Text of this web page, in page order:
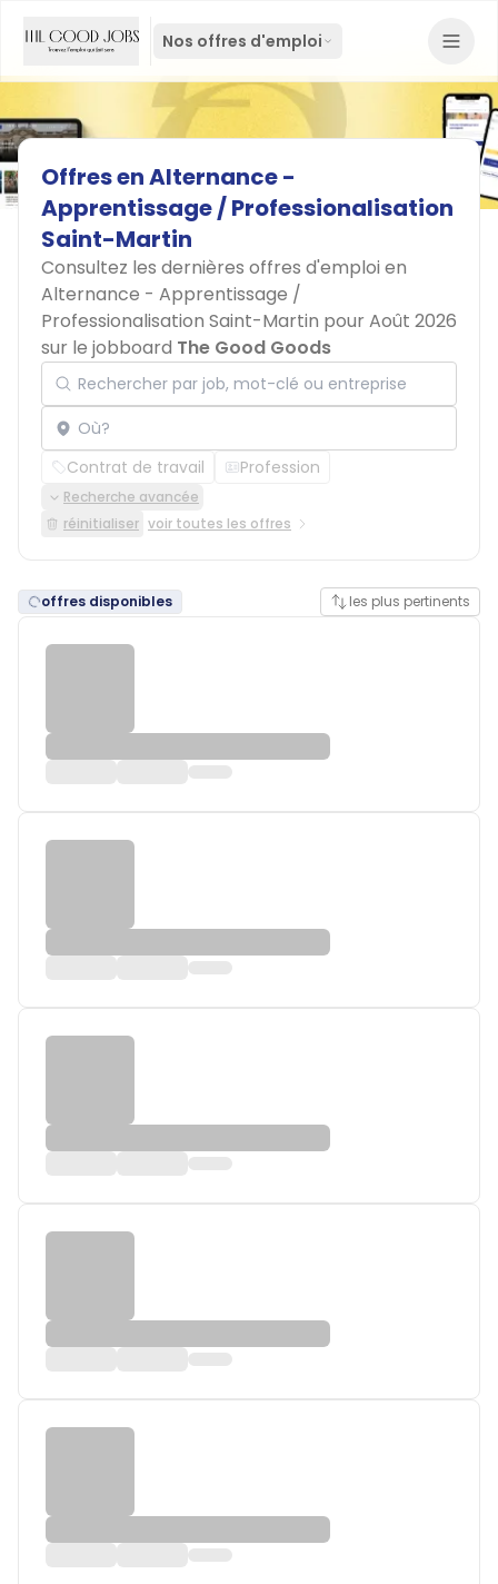
Nos offres d'emploi
OffresenAlternance-
Apprentissage/Professionalisation
Saint-Martin
Consultez les dernières offres d'emploi en
Alternance - Apprentissage /
Professionalisation Saint-Martin pour Août 2026
sur le jobboard The Good Goods
Rechercher par job, mot-clé ou entreprise
Localisation
Contrat de travail Profession
Recherche avancée
réinitialiser voir toutes les offres
offres disponibles les plus pertinents